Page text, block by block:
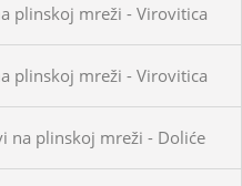
plinskoj mreži - Virovitica
plinskoj mreži - Virovitica
na plinskoj mreži - Doliće